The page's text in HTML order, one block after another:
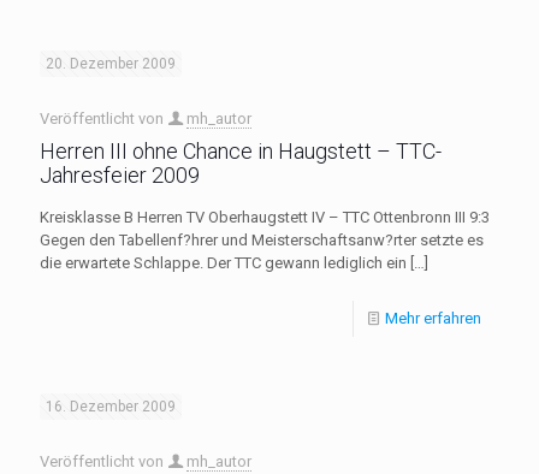
20. Dezember 2009
Veröffentlicht von mh_autor
Herren III ohne Chance in Haugstett – TTC-
Jahresfeier 2009
Kreisklasse B Herren TV Oberhaugstett IV – TTC Ottenbronn III 9:3
Gegen den Tabellenf?hrer und Meisterschaftsanw?rter setzte es
die erwartete Schlappe. Der TTC gewann lediglich ein […]
Mehr erfahren
16. Dezember 2009
Veröffentlicht von mh_autor